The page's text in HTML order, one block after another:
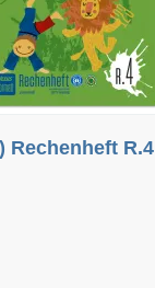
Rechenheft R.4